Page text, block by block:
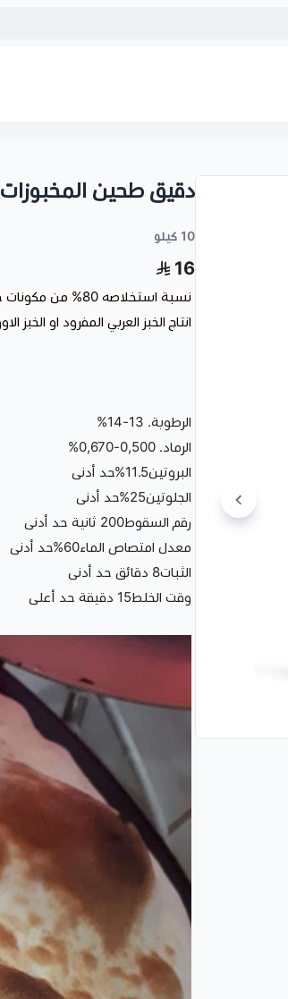
دقيق طحين المخبوزات
10 كيلو
16
نسبة استخلاصه
انتاج الخبز العربي المفرود او
الرطوبة. 13-14%
الرماد. 0,500-0,670%
البروتين11.5%حد أدنى
الجلوتين25%حد أدنى
رقم السقوط200 ثانية حد أدنى
معدل امتصاص الماء60%حد أدنى
الثبات8 دقائق حد أدنى
وقت الخلط15 دقيقة حد أعلى